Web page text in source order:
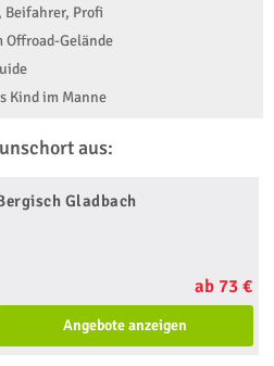
Beifahrer, Profi
Gelände
Kind im Manne
aus:
Gladbach
ab 73 €
Angebote anzeigen